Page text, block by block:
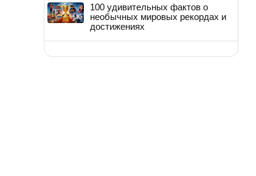
100 удивительных фактов о
необычных мировых рекордах и
достижениях